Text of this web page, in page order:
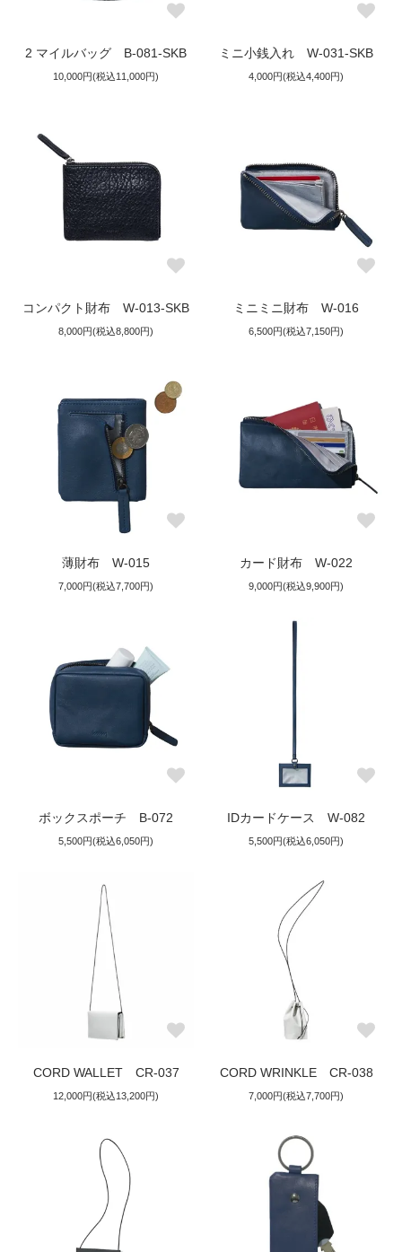
2 マイルバッグ B-081-SKB
10,000円(税込11,000円)
ミニ小銭入れ W-031-SKB
4,000円(税込4,400円)
コンパクト財布 W-013-SKB
8,000円(税込8,800円)
ミニミニ財布 W-016
6,500円(税込7,150円)
薄財布 W-015
7,000円(税込7,700円)
カード財布 W-022
9,000円(税込9,900円)
ボックスポーチ B-072
5,500円(税込6,050円)
IDカードケース W-082
5,500円(税込6,050円)
CORD WALLET CR-037
12,000円(税込13,200円)
CORD WRINKLE CR-038
7,000円(税込7,700円)